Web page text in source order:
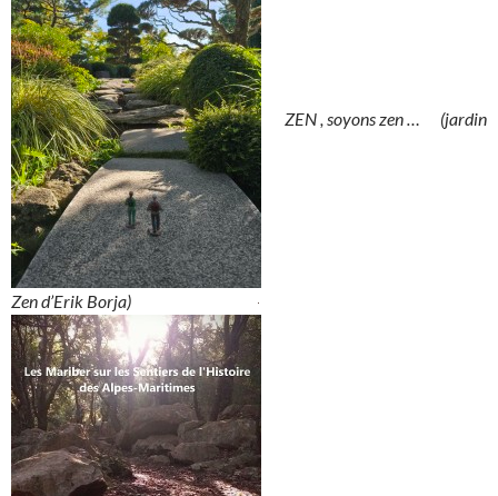
ZEN , soyons zen … (jardin
Zen d’Erik Borja)